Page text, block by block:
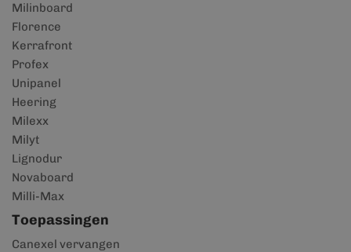
Milinboard
Florence
Kerrafront
Profex
Unipanel
Heering
Milexx
Milyt
Lignodur
Novaboard
Milli-Max
Toepassingen
Canexel vervangen